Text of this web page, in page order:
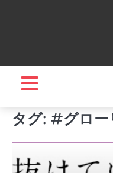
タグ: #グロー